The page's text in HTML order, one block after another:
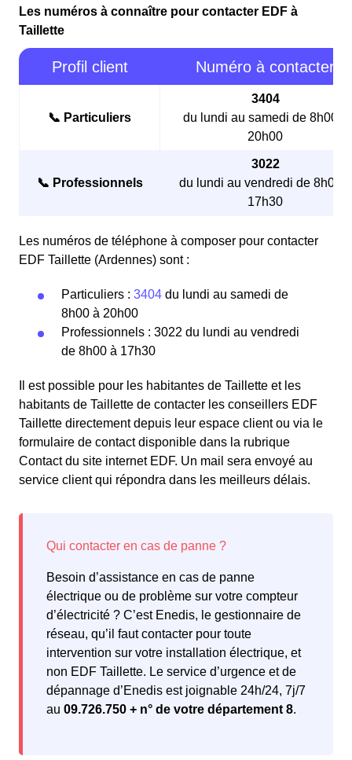
Les numéros à connaître pour contacter EDF à
Taillette
Profil client Numéro à contacter
📞 Particuliers
3404
du lundi au samedi de 8h00 à
20h00
📞 Professionnels
3022
du lundi au vendredi de 8h00 à
17h30
Les numéros de téléphone à composer pour contacter
EDF Taillette (Ardennes) sont :
Particuliers : 3404 du lundi au samedi de
8h00 à 20h00
Professionnels : 3022 du lundi au vendredi
de 8h00 à 17h30
Il est possible pour les habitantes de Taillette et les
habitants de Taillette de contacter les conseillers EDF
Taillette directement depuis leur espace client ou via le
formulaire de contact disponible dans la rubrique
Contact du site internet EDF. Un mail sera envoyé au
service client qui répondra dans les meilleurs délais.
Besoin d’assistance en cas de panne
électrique ou de problème sur votre compteur
d’électricité ? C’est Enedis, le gestionnaire de
réseau, qu’il faut contacter pour toute
intervention sur votre installation électrique, et
non EDF Taillette. Le service d’urgence et de
dépannage d’Enedis est joignable 24h/24, 7j/7
au 09.726.750 + n° de votre département 8.